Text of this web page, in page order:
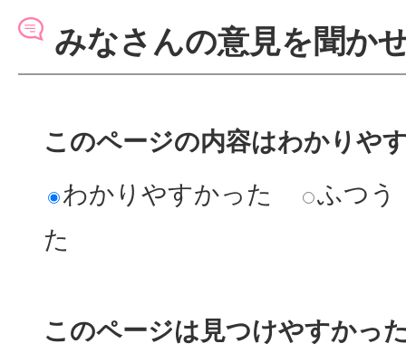
みなさんの意見を聞か
このページの内容はわかりや
わかりやすかった
ふつう
た
このページは見つけやすかっ